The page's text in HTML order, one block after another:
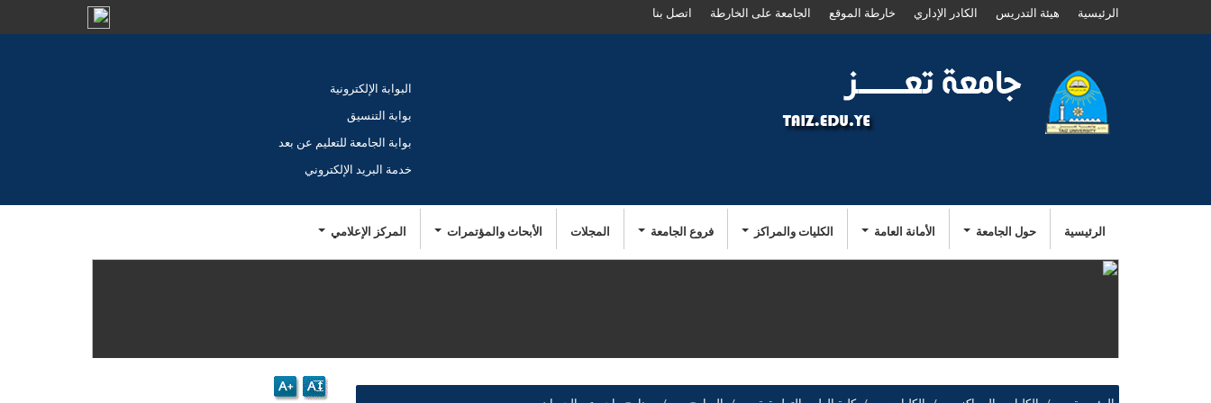
الرئيسية هيئة التدريس الكادر الإداري خارطة الموقع الجامعة على الخارطة اتصل بنا
البوابة الإلكترونية
بوابة التنسيق
بوابة الجامعة للتعليم عن بعد
خدمة البريد الإلكتروني
الرئيسية حول الجامعة الأمانة العامة الكليات والمراكز فروع الجامعة المجلات الأبحاث والمؤتمرات المركز الإعلامي